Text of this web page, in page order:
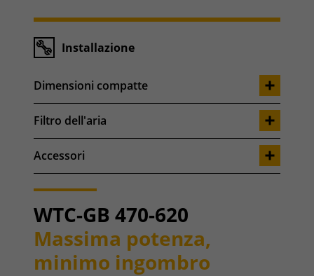
Installazione
Dimensioni compatte
Filtro dell'aria
Accessori
WTC-GB 470-620
Massima potenza,
minimo ingombro